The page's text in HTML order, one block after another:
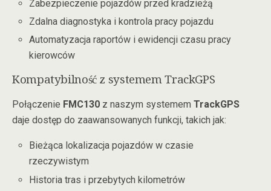
Zabezpieczenie pojazdów przed kradzieżą
Zdalna diagnostyka i kontrola pracy pojazdu
Automatyzacja raportów i ewidencji czasu pracy
kierowców
Kompatybilność z systemem TrackGPS
Połączenie FMC130 z naszym systemem TrackGPS
daje dostęp do zaawansowanych funkcji, takich jak:
Bieżąca lokalizacja pojazdów w czasie
rzeczywistym
Historia tras i przebytych kilometrów